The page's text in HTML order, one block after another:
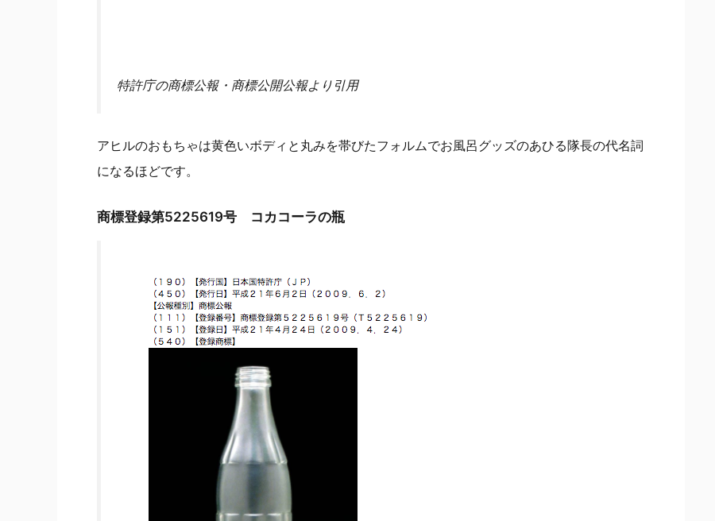
特許庁の商標公報・商標公開公報より引用
アヒルのおもちゃは黄色いボディと丸みを帯びたフォルムでお風呂グッズのあひる隊長の代名詞
になるほどです。
商標登録第5225619号 コカコーラの瓶